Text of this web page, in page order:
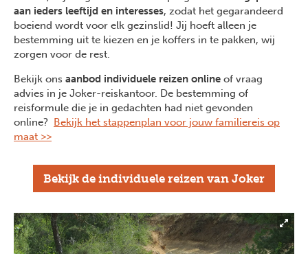
aan ieders leeftijd en interesses, zodat het gegarandeerd
boeiend wordt voor elk gezinslid! Jij hoeft alleen je
bestemming uit te kiezen en je koffers in te pakken, wij
zorgen voor de rest.
Bekijk ons aanbod individuele reizen online of vraag
advies in je Joker-reiskantoor. De bestemming of
reisformule die je in gedachten had niet gevonden
online? Bekijk het stappenplan voor jouw familiereis op
maat >>
Bekijk de individuele reizen van Joker